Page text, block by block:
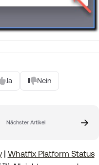
Ja Nein
Nächster Artikel
| Whatfix Platform Status